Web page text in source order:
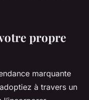
propre
marquante
à travers un